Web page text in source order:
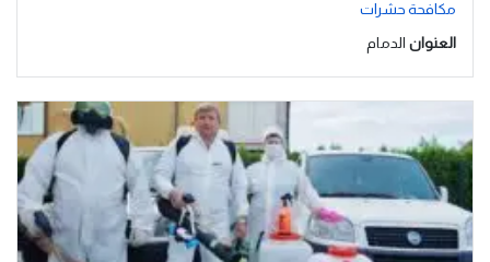
مكافحة حشرات
العنوان الدمام